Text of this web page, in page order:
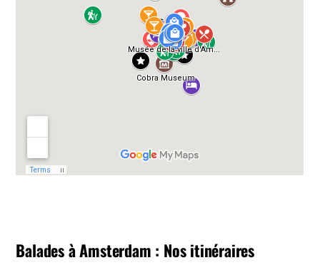
Balades à Amsterdam : Nos itinéraires